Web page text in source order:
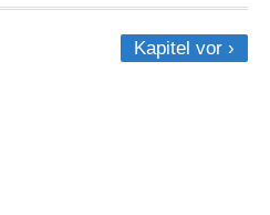
Kapitel vor ›